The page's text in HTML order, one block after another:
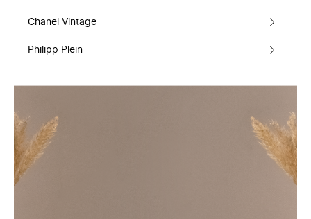
Chanel Vintage
Philipp Plein